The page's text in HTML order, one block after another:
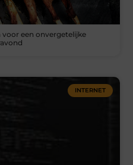
voor een onvergetelijke
INTERNET